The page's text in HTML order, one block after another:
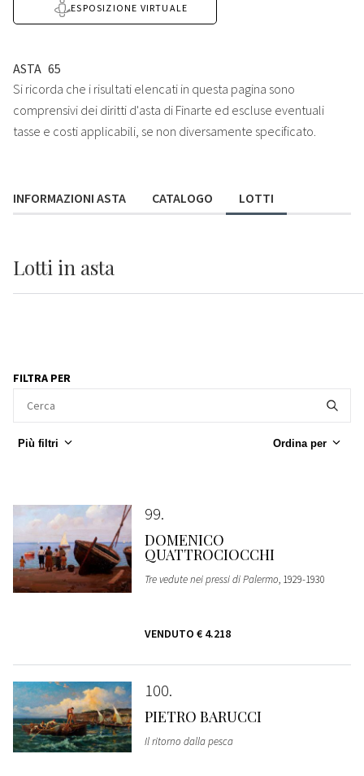
ESPOSIZIONE VIRTUALE
ASTA 65
Si ricorda che i risultati elencati in questa pagina sono
comprensivi dei diritti d'asta di Finarte ed escluse eventuali
tasse e costi applicabili, se non diversamente specificato.
INFORMAZIONI ASTA CATALOGO LOTTI
Lotti in asta
FILTRA PER
Più filtri Ordina per
99
DOMENICO
QUATTROCIOCCHI
Tre vedute nei pressi di Palermo, 1929-1930
VENDUTO € 4.218
100
PIETRO BARUCCI
Il ritorno dalla pesca